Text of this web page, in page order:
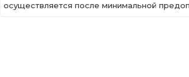
осуществляется после минимальной